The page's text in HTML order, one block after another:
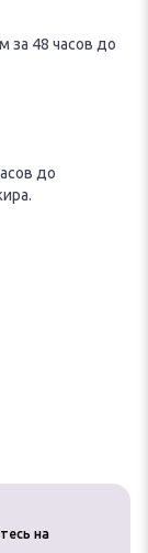
за 48 часов до
до
на